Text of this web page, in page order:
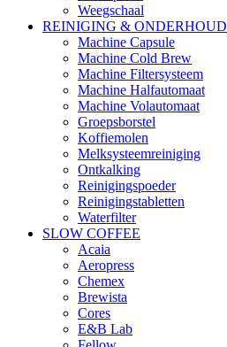
Weegschaal
REINIGING & ONDERHOUD
Machine Capsule
Machine Cold Brew
Machine Filtersysteem
Machine Halfautomaat
Machine Volautomaat
Groepsborstel
Koffiemolen
Melksysteemreiniging
Ontkalking
Reinigingspoeder
Reinigingstabletten
Waterfilter
SLOW COFFEE
Acaia
Aeropress
Chemex
Brewista
Cores
E&B Lab